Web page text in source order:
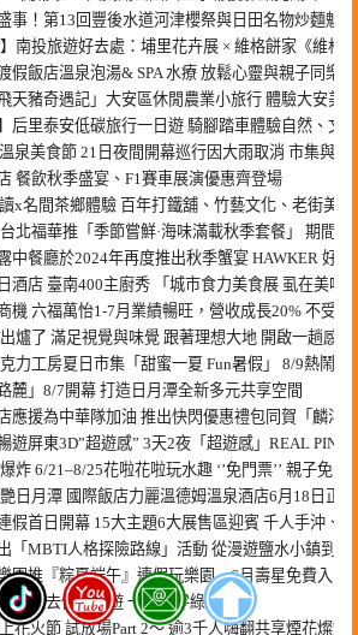
事！第13回豐後水道河津櫻祭與日田名物炒麵魅
】南投旅遊好去處：埔里花卉展 × 維格餅家《維格
假飯店溫泉泡湯& SPA 水療 放鬆心靈與親子同樂
天豬奇遇記」大安區休閒農業小旅行 體驗大安美
后里泰安低碳旅行一日遊 騎腳踏車體驗自然、文
泉美食節 21日夜間開幕巡行因大雨取消 市集與舞
餐飲秋季盛宴、F1賽車展演優惠齊登場
x名間茶鄉體驗 百年打鐵舖、竹藝文化、老街美
北福華推「季節嘗鮮·海味滿載秋季套餐」 期間
中餐廳於2024年再度推出秋季蟹宴 HAWKER 好
酒店 臺南400主廚秀 「城市食力美食展 虱在美味
機 六福萬怡1-7月業績暢旺，營收成長20% 不受
爐了 滿足視覺與味覺 跟著理想大地 開啟一趟感
力工房夏日市集「甜蜜一夏 Fun暑假」 8/9熱鬧登
麓」8/7開幕 打造日月潭全新多元共享空間
應援為中華隊加油 推出快閃優惠禮包同賀「麟
遊屏東3D”超遊感” 3天2夜「超遊感」REAL
炸 6/21–8/25花啦花啦玩水趣 ‘’免門票’’ 親子免
艷日月潭 國際飯店力麗溫德姆溫泉酒店6月18日正
假首日開幕 15大主題6大展售區迎賓 千人手沖、
「MBTI人格探險路線」活動 從漫遊鹽水小鎮到
園推『粽夏端午』連假玩樂園 6月壽星免費入園
蝴蝶去低碳旅遊 一起淨零綠悠遊
花火節 試放場Part 2～ 逾3千人嗨翻共享煙花燦爛